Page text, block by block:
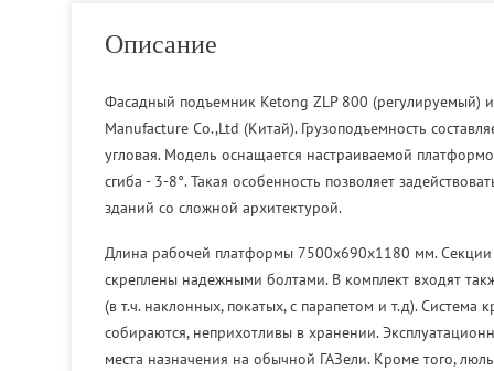
Описание
Фасадный подъемник Ketong ZLP 800 (регулируемый)
Manufacture Co.,Ltd (Китай). Грузоподъемность
угловая. Модель оснащается настраиваемой
сгиба - 3-8°. Такая особенность позволяет
зданий со сложной архитектурой.
Длина рабочей платформы 7500х690х1180 мм.
скреплены надежными болтами. В комплект входят
(в т.ч. наклонных, покатых, с парапетом и т.д).
собираются, неприхотливы в хранении.
места назначения на обычной ГАЗели. Кроме того,